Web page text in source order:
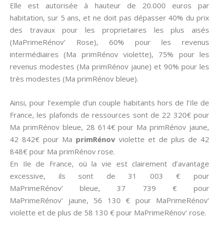
Elle est autorisée à hauteur de 20.000 euros par
habitation, sur 5 ans, et ne doit pas dépasser 40% du prix
des travaux pour les proprietaires les plus aisés
(MaPrimeRénov’ Rose), 60% pour les revenus
intermédiaires (Ma primRénov violette), 75% pour les
revenus modestes (Ma primRénov jaune) et 90% pour les
très modestes (Ma primRénov bleue).
Ainsi, pour l’exemple d’un couple habitants hors de l’Ile de
France, les plafonds de ressources sont de 22 320€ pour
Ma primRénov bleue, 28 614€ pour Ma primRénov jaune,
42 842€ pour Ma primRénov violette et de plus de 42
848€ pour Ma primRénov rose.
En Ile de France, où la vie est clairement d’avantage
excessive, ils sont de 31 003 € pour
MaPrimeRénov’ bleue, 37 739 € pour
MaPrimeRénov’ jaune, 56 130 € pour MaPrimeRénov’
violette et de plus de 58 130 € pour MaPrimeRénov’ rose.